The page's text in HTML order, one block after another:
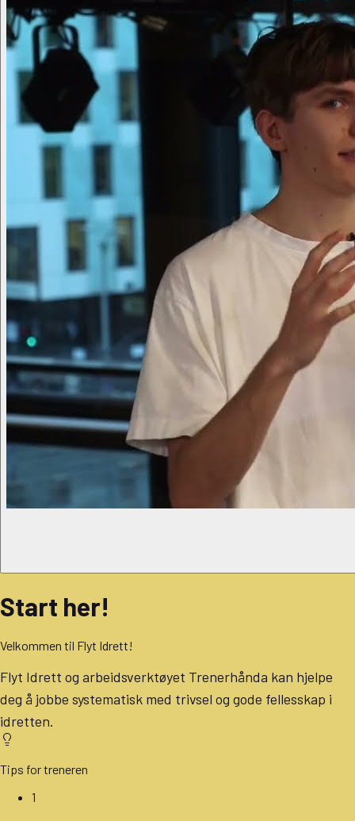
Start her!
Velkommen til Flyt Idrett!
Flyt Idrett og arbeidsverktøyet Trenerhånda kan hjelpe
deg å jobbe systematisk med trivsel og gode fellesskap i
idretten.
Tips for treneren
1